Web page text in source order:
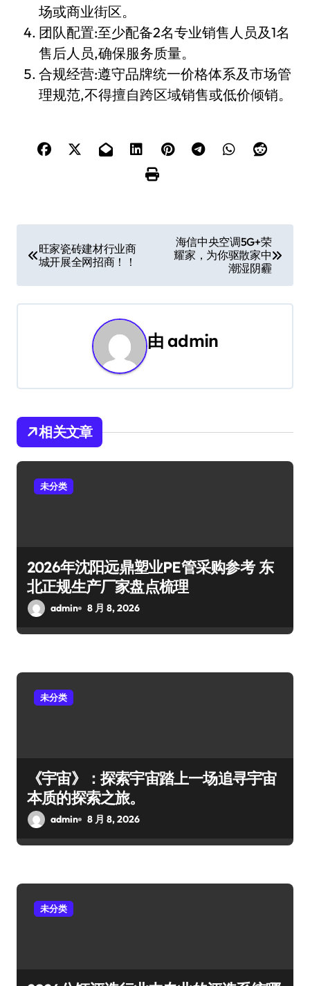
场或商业街区。
团队配置:至少配备2名专业销售人员及1名
售后人员,确保服务质量。
合规经营:遵守品牌统一价格体系及市场管
理规范,不得擅自跨区域销售或低价倾销。
章
导
旺家瓷砖建材行业商
城开展全网招商！！
海信中央空调5G+荣
耀家，为你驱散家中
潮湿阴霾
由admin
相关文章
未分类
2026年沈阳远鼎塑业PE管采购参考 东
北正规生产厂家盘点梳理
admin 8 月 8, 2026
未分类
《宇宙》：探索宇宙踏上一场追寻宇宙
本质的探索之旅。
admin 8 月 8, 2026
未分类